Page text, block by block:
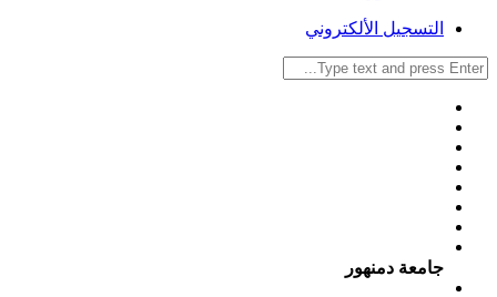
التسجيل الألكتروني
جامعة دمنهور